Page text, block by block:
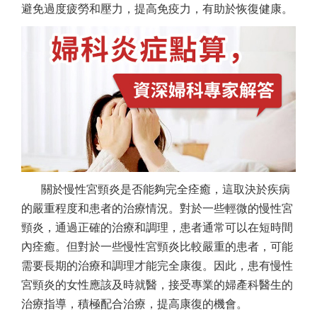
避免過度疲勞和壓力，提高免疫力，有助於恢復健康。
關於慢性宮頸炎是否能夠完全痊癒，這取決於疾病
的嚴重程度和患者的治療情況。對於一些輕微的慢性宮
頸炎，通過正確的治療和調理，患者通常可以在短時間
內痊癒。但對於一些慢性宮頸炎比較嚴重的患者，可能
需要長期的治療和調理才能完全康復。因此，患有慢性
宮頸炎的女性應該及時就醫，接受專業的婦產科醫生的
治療指導，積極配合治療，提高康復的機會。